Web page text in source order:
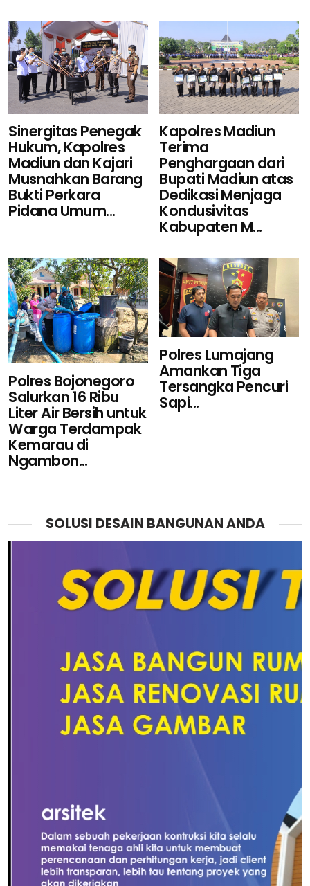
Sinergitas Penegak
Hukum, Kapolres
Madiun dan Kajari
Musnahkan Barang
Bukti Perkara
Pidana Umum...
Kapolres Madiun
Terima
Penghargaan dari
Bupati Madiun atas
Dedikasi Menjaga
Kondusivitas
Kabupaten M...
Polres Bojonegoro
Salurkan 16 Ribu
Liter Air Bersih untuk
Warga Terdampak
Kemarau di
Ngambon...
Polres Lumajang
Amankan Tiga
Tersangka Pencuri
Sapi...
SOLUSI DESAIN BANGUNAN ANDA